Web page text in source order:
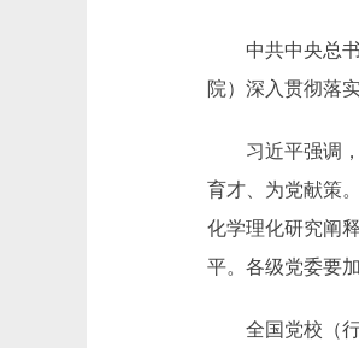
中共中央总书
院）深入贯彻落
习近平强调，
育才、为党献策
化学理化研究阐
平。各级党委要
全国党校（行